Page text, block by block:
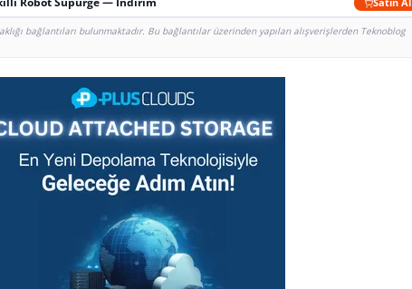
bağlantıları bulunmaktadır. Bu bağlantılar üzerinden yapılan alışverişlerden Teknoblog